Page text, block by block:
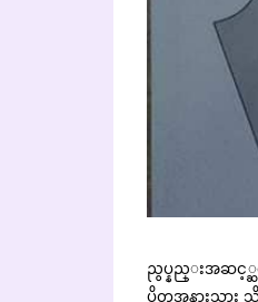
ညွပ္နည္းအဆင့္